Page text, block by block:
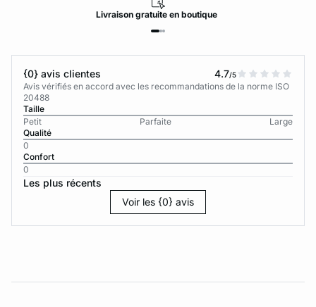
Livraisongratuiteen boutique
{0} avis clientes 4.7/5
Avis vérifiés en accord avec les recommandations de la norme ISO
20488
Taille
Petit
Parfaite
Large
Qualité
0
Confort
0
Les plus récents
Voir les {0} avis